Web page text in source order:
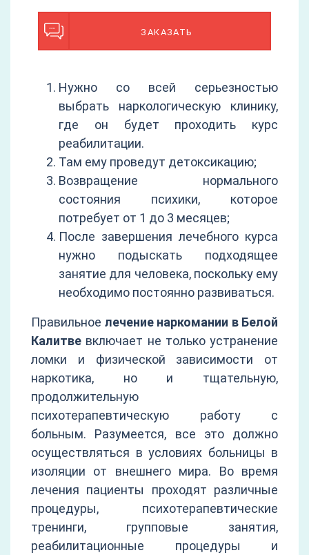
ЗАКАЗАТЬ
Нужно со всей серьезностью
выбрать наркологическую клинику,
где он будет проходить курс
реабилитации.
Там ему проведут детоксикацию;
Возвращение нормального
состояния психики, которое
потребует от 1 до 3 месяцев;
После завершения лечебного курса
нужно подыскать подходящее
занятие для человека, поскольку ему
необходимо постоянно развиваться.
Правильное лечение наркомании в Белой
Калитве включает не только устранение
ломки и физической зависимости от
наркотика, но и тщательную,
продолжительную
психотерапевтическую работу с
больным. Разумеется, все это должно
осуществляться в условиях больницы в
изоляции от внешнего мира. Во время
лечения пациенты проходят различные
процедуры, психотерапевтические
тренинги, групповые занятия,
реабилитационные процедуры и